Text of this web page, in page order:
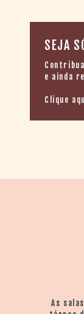
SEJA
e ainda
Clique
As